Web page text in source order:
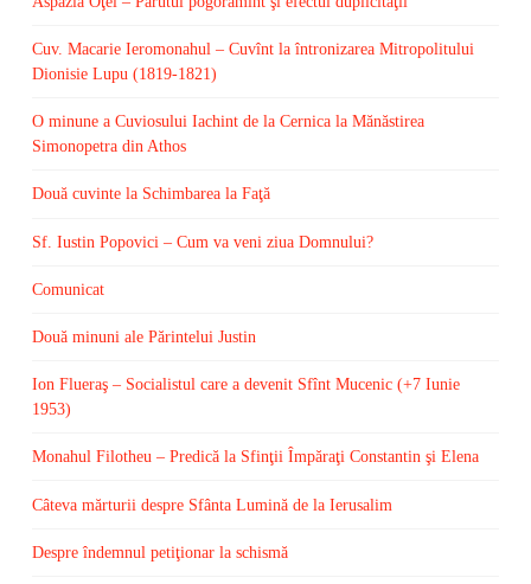
Cuv. Macarie Ieromonahul – Cuvînt la întronizarea Mitropolitului
Dionisie Lupu (1819-1821)
O minune a Cuviosului Iachint de la Cernica la Mănăstirea
Simonopetra din Athos
Două cuvinte la Schimbarea la Faţă
Sf. Iustin Popovici – Cum va veni ziua Domnului?
Comunicat
Două minuni ale Părintelui Justin
Ion Flueraş – Socialistul care a devenit Sfînt Mucenic (+7 Iunie
1953)
Monahul Filotheu – Predică la Sfinţii Împăraţi Constantin şi Elena
Câteva mărturii despre Sfânta Lumină de la Ierusalim
Despre îndemnul petiţionar la schismă